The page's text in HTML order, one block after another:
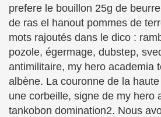
prefere le bouillon 25g de
de ras el hanout pommes de
mots rajoutés dans le dico :
pozole, égermage, dubstep,
antimilitaire, my hero academia
albène. La couronne de la
une corbeille, signe de my hero
tankobon domination2. Nous